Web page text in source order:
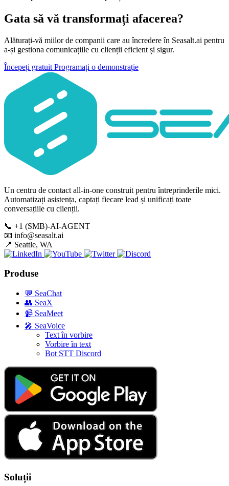
Gata să vă transformați afacerea?
Alăturați-vă miilor de companii care au încredere în Seasalt.ai pentru
a-și gestiona comunicațiile cu clienții eficient și sigur.
Începeți gratuit Programați o demonstrație
Un centru de contact all-in-one construit pentru întreprinderile mici.
Automatizați asistența, captați fiecare lead și unificați toate
conversațiile cu clienții.
📞 +1 (SMB)-AI-AGENT
📧 info@seasalt.ai
📍 Seattle, WA
Produse
💬 SeaChat
👥 SeaX
📹 SeaMeet
🎤 SeaVoice
Text în vorbire
Vorbire în text
Bot STT Discord
Soluții